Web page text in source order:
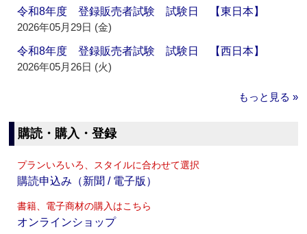
令和8年度 登録販売者試験 試験日 【東日本】
2026年05月29日 (金)
令和8年度 登録販売者試験 試験日 【西日本】
2026年05月26日 (火)
もっと見る »
購読・購入・登録
プランいろいろ、スタイルに合わせて選択
購読申込み（新聞 / 電子版）
書籍、電子商材の購入はこちら
オンラインショップ